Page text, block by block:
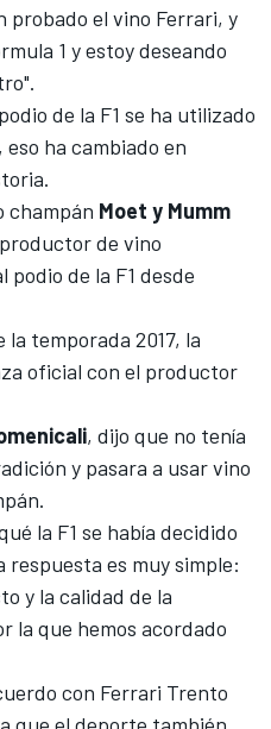
probado el vino Ferrari, y
1 y estoy deseando
de la F1 se ha utilizado
ha cambiado en
champán Moet y Mumm
de vino
podio de la F1 desde
la temporada 2017, la
oficial con el productor
, dijo que no tenía
y pasara a usar vino
la F1 se había decidido
es muy simple:
y la calidad de la
la que hemos acordado
con Ferrari Trento